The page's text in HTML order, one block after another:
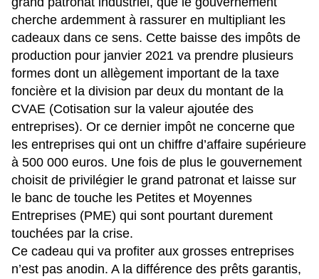
cherche ardemment à rassurer en multipliant les
cadeaux dans ce sens. Cette baisse des impôts de
production pour janvier 2021 va prendre plusieurs
formes dont un allègement important de la taxe
foncière et la division par deux du montant de la
CVAE (Cotisation sur la valeur ajoutée des
entreprises). Or ce dernier impôt ne concerne que
les entreprises qui ont un chiffre d’affaire supérieure
à 500 000 euros. Une fois de plus le gouvernement
choisit de privilégier le grand patronat et laisse sur
le banc de touche les Petites et Moyennes
Entreprises (PME) qui sont pourtant durement
touchées par la crise.
Ce cadeau qui va profiter aux grosses entreprises
n’est pas anodin. A la différence des prêts garantis,